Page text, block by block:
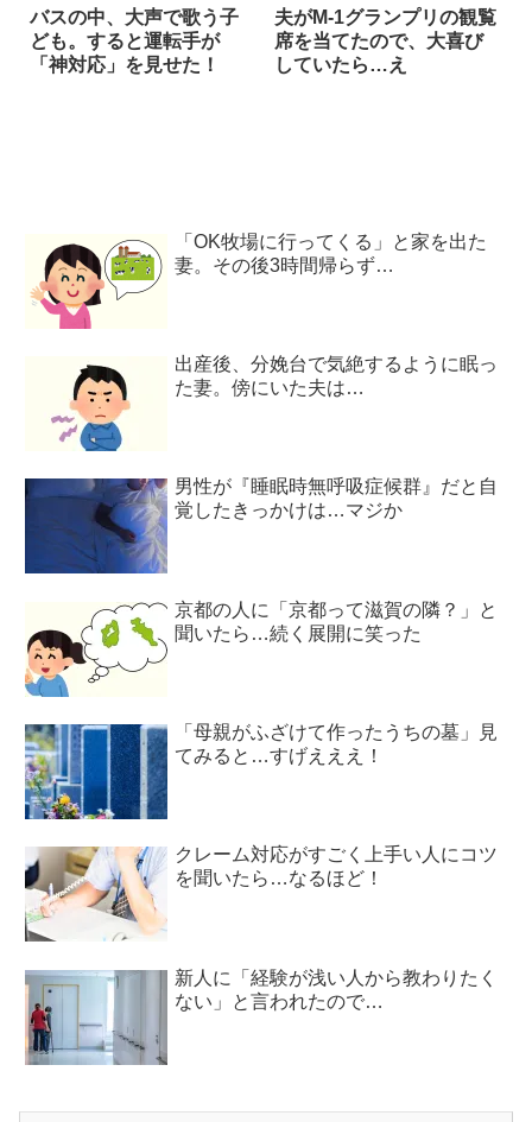
バスの中、大声で歌う子
ども。すると運転手が
「神対応」を見せた！
夫がM-1グランプリの観覧
席を当てたので、大喜び
していたら…え
「OK牧場に行ってくる」と家を出た
妻。その後3時間帰らず…
出産後、分娩台で気絶するように眠っ
た妻。傍にいた夫は…
男性が『睡眠時無呼吸症候群』だと自
覚したきっかけは…マジか
京都の人に「京都って滋賀の隣？」と
聞いたら…続く展開に笑った
「母親がふざけて作ったうちの墓」見
てみると…すげえええ！
クレーム対応がすごく上手い人にコツ
を聞いたら…なるほど！
新人に「経験が浅い人から教わりたく
ない」と言われたので…